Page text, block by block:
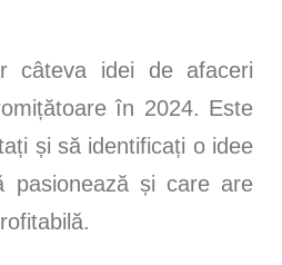
câteva idei de afaceri
în 2024. Este
și să identificați o idee
pasionează și care are